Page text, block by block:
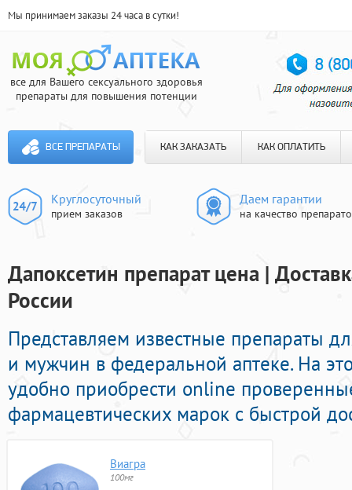
Мы принимаем заказы 24 часа в сутки!
все для Вашего сексуального здоровья
препараты для повышения потенции
ВСЕ ПРЕПАРАТЫ КАК ЗАКАЗАТЬ КАК ОПЛАТИТЬ
Круглосуточный
прием заказов
Даем гарантии
на качество
Дапоксетин препарат цена |
России
Представляем известные препараты
и мужчин в федеральной аптеке. На
удобно приобрести online
фармацевтических марок с быстрой
Виагра
100мг